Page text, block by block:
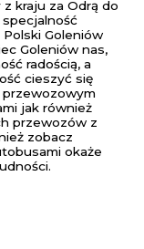
kraju za Odrą do
Goleniów
Goleniów nas,
radością, a
cieszyć się
przewozowym
jak również
przewozów z
zobacz
okaże